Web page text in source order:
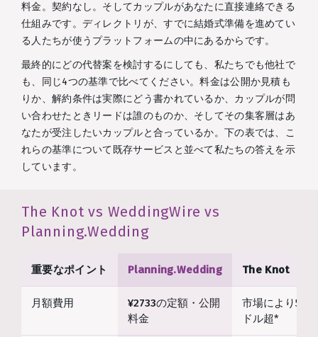
料金。契約なし。そしてカップルがあなたに直接連絡できる
仕組みです。ディレクトリが、すでに結婚式準備を進めてい
る人たちが使うプラットフォームの中にあるからです。
最終的にどの代替案を検討するにしても、私たちでも他社で
も、同じ4つの基準で比べてください。料金は公開か見積も
りか、解約条件は実際にどう書かれているか、カップルが問
い合わせたときリードは誰のものか、そしてその集客層はあ
なたが受注したいカップルと合っているか。下の表では、こ
れらの基準について既存サービスと並べて私たちの答えを示
しています。
The Knot vs WeddingWire vs
Planning.Wedding
重要なポイント Planning.Wedding The Knot
月額費用
¥2733の定額・公開
料金
市場により50〜
ドル超*